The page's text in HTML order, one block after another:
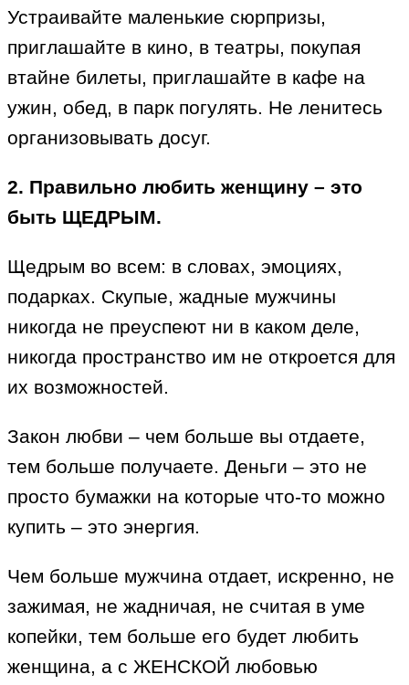
Устраивайте маленькие сюрпризы,
приглашайте в кино, в театры, покупая
втайне билеты, приглашайте в кафе на
ужин, обед, в парк погулять. Не ленитесь
организовывать досуг.
2. Правильно любить женщину – это
быть ЩЕДРЫМ.
Щедрым во всем: в словах, эмоциях,
подарках. Скупые, жадные мужчины
никогда не преуспеют ни в каком деле,
никогда пространство им не откроется для
их возможностей.
Закон любви – чем больше вы отдаете,
тем больше получаете. Деньги – это не
просто бумажки на которые что-то можно
купить – это энергия.
Чем больше мужчина отдает, искренно, не
зажимая, не жадничая, не считая в уме
копейки, тем больше его будет любить
женщина, а с ЖЕНСКОЙ любовью